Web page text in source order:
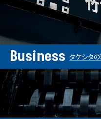
Business タケシタ